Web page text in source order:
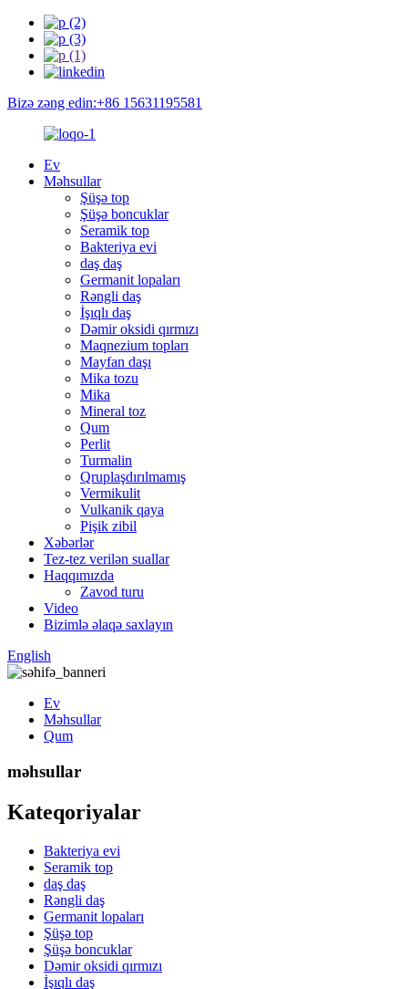
Bizə zəng edin:+86 15631195581
Ev
Məhsullar
Şüşə top
Şüşə boncuklar
Seramik top
Bakteriya evi
daş daş
Germanit lopaları
Rəngli daş
İşıqlı daş
Dəmir oksidi qırmızı
Maqnezium topları
Mayfan daşı
Mika tozu
Mika
Mineral toz
Qum
Perlit
Turmalin
Qruplaşdırılmamış
Vermikulit
Vulkanik qaya
Pişik zibil
Xəbərlər
Tez-tez verilən suallar
Haqqımızda
Zavod turu
Video
Bizimlə əlaqə saxlayın
English
Ev
Məhsullar
Qum
məhsullar
Kateqoriyalar
Bakteriya evi
Seramik top
daş daş
Rəngli daş
Germanit lopaları
Şüşə top
Şüşə boncuklar
Dəmir oksidi qırmızı
İşıqlı daş